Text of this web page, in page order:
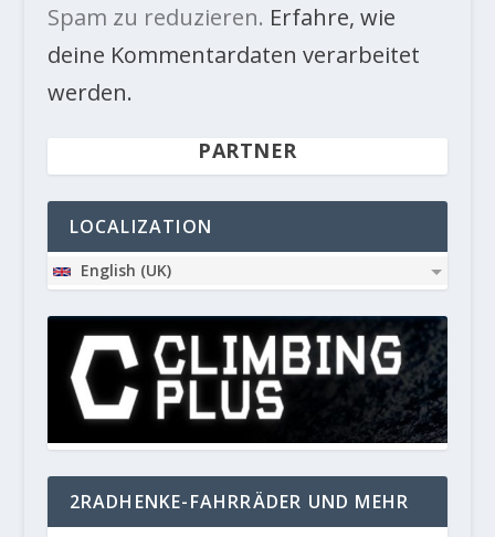
Spam zu reduzieren. Erfahre, wie
deine Kommentardaten verarbeitet
werden.
PARTNER
LOCALIZATION
English (UK)
2RADHENKE-FAHRRÄDER UND MEHR